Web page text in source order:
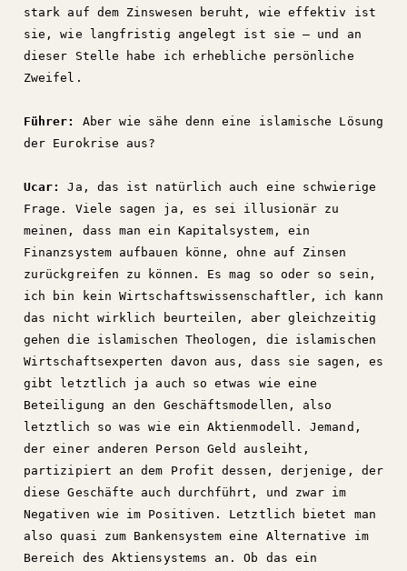
stark auf dem Zinswesen beruht, wie effektiv ist
sie, wie langfristig angelegt ist sie – und an
dieser Stelle habe ich erhebliche persönliche
Zweifel.
Führer:
Aber wie sähe denn eine islamische Lösung
der Eurokrise aus?
Ucar:
Ja, das ist natürlich auch eine schwierige
Frage. Viele sagen ja, es sei illusionär zu
meinen, dass man ein Kapitalsystem, ein
Finanzsystem aufbauen könne, ohne auf Zinsen
zurückgreifen zu können. Es mag so oder so sein,
ich bin kein Wirtschaftswissenschaftler, ich kann
das nicht wirklich beurteilen, aber gleichzeitig
gehen die islamischen Theologen, die islamischen
Wirtschaftsexperten davon aus, dass sie sagen, es
gibt letztlich ja auch so etwas wie eine
Beteiligung an den Geschäftsmodellen, also
letztlich so was wie ein Aktienmodell. Jemand,
der einer anderen Person Geld ausleiht,
partizipiert an dem Profit dessen, derjenige, der
diese Geschäfte auch durchführt, und zwar im
Negativen wie im Positiven. Letztlich bietet man
also quasi zum Bankensystem eine Alternative im
Bereich des Aktiensystems an. Ob das ein